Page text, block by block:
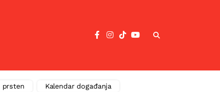
prsten
Kalendar događanja